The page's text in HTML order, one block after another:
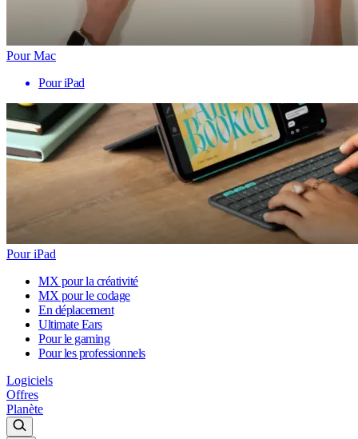
Pour Mac
Pour iPad
Pour iPad
MX pour la créativité
MX pour le codage
En déplacement
Ultimate Ears
Pour le gaming
Pour les professionnels
Logiciels
Offres
Planète